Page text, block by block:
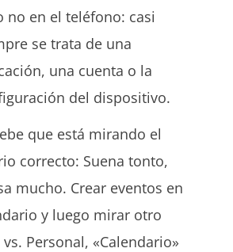
no en el teléfono: casi
se trata de una
una cuenta o la
del dispositivo.
que está mirando el
correcto: Suena tonto,
mucho. Crear eventos en
y luego mirar otro
Personal, «Calendario»